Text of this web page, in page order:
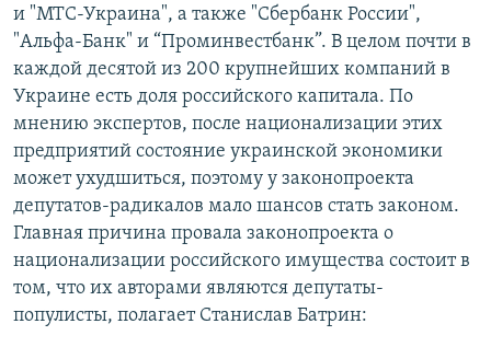
и "МТС-Украина", а также "Сбербанк России",
"Альфа-Банк" и “Проминвестбанк”. В целом почти в
каждой десятой из 200 крупнейших компаний в
Украине есть доля российского капитала. По
мнению экспертов, после национализации этих
предприятий состояние украинской экономики
может ухудшиться, поэтому у законопроекта
депутатов-радикалов мало шансов стать законом.
Главная причина провала законопроекта о
национализации российского имущества состоит в
том, что их авторами являются депутаты-
популисты, полагает Станислав Батрин: